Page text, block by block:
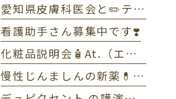
愛知県皮膚科医会と✏️テニス部OB・OG会🎾
看護助手さん募集中です❣️
化粧品説明会🧴At.（エーティー）とゼオスキンヘルス
慢性じんましんの新薬💊ラプシド✏️全体MTG